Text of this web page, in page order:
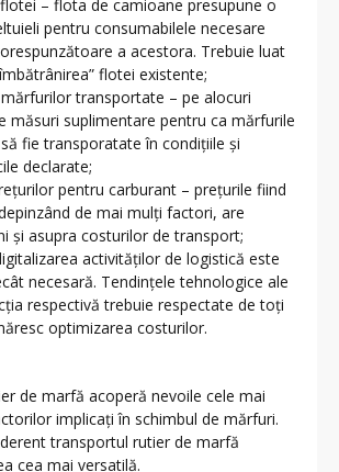
– flota de camioane presupune o
pentru consumabilele necesare
a acestora. Trebuie luat
flotei existente;
transportate – pe alocuri
măsuri suplimentare pentru ca mărfurile
fie transporatate în condițiile și
declarate;
pentru carburant – prețurile fiind
de mai mulți factori, are
și asupra costurilor de transport;
activităților de logistică este
necesară. Tendințele tehnologice ale
respectivă trebuie respectate de toți
optimizarea costurilor.
de marfă acoperă nevoile cele mai
implicați în schimbul de mărfuri.
transportul rutier de marfă
cea mai versatilă.